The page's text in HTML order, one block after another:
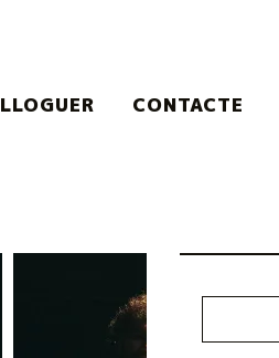
LLOGUER CONTACTE